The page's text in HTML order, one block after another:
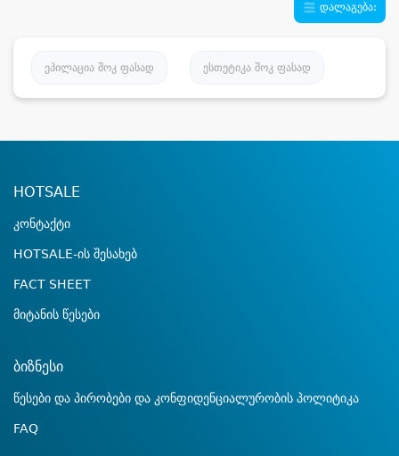
დალაგება:
ეპილაცია შოკ ფასად ესთეტიკა შოკ ფასად
HOTSALE
კონტაქტი
HOTSALE-ის შესახებ
FACT SHEET
მიტანის წესები
ბიზნესი
წესები და პირობები და კონფიდენციალურობის პოლიტიკა
FAQ